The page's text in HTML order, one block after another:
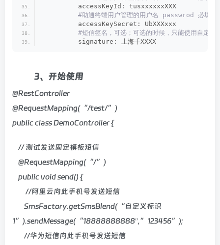
         accessKeyId: tusxxxxxxXXX
#助通终端用户管理的用户名 passwrod 必填；
         accessKeySecret: UbXXXxxx
#短信签名，可选；可选的时候，只能使用
         signature: 上海千XXXX
3、开始使用
@RestController
@RequestMapping(“/test/”)
public class DemoController {
// 测试发送固定模板短信
@RequestMapping(“/”)
public void send() {
//阿里云向此手机号发送短信
SmsFactory.getSmsBlend(“自定义标识
1”).sendMessage(“18888888888″,”123456”);
//华为短信向此手机号发送短信